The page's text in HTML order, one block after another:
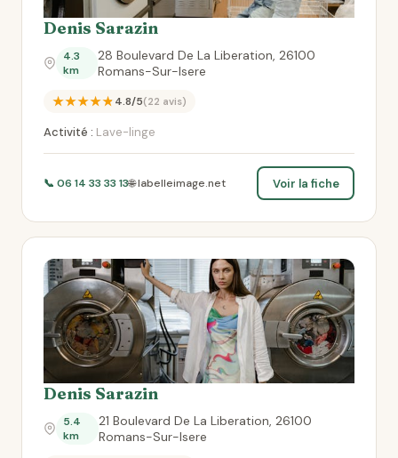
Denis Sarazin
4.3
km
28 Boulevard De La Liberation, 26100
Romans-Sur-Isere
★★★★★4.8/5(22 avis)
Activité : Lave-linge
📞 06 14 33 33 13🌐 labelleimage.net Voir la fiche
Denis Sarazin
5.4
km
21 Boulevard De La Liberation, 26100
Romans-Sur-Isere